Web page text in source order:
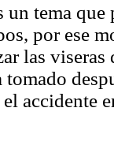
tema que
por ese
las viseras
accidente